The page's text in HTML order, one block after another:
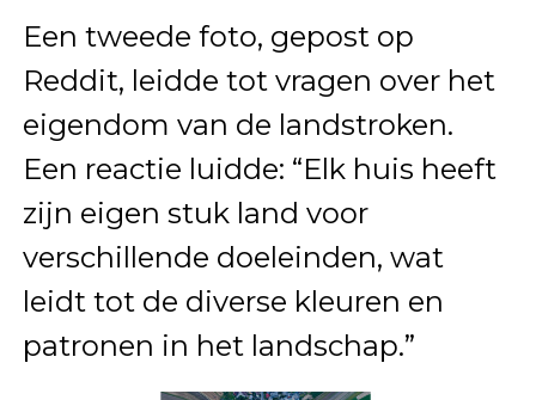
Een tweede foto, gepost op
Reddit, leidde tot vragen over het
eigendom van de landstroken.
Een reactie luidde: “Elk huis heeft
zijn eigen stuk land voor
verschillende doeleinden, wat
leidt tot de diverse kleuren en
patronen in het landschap.”